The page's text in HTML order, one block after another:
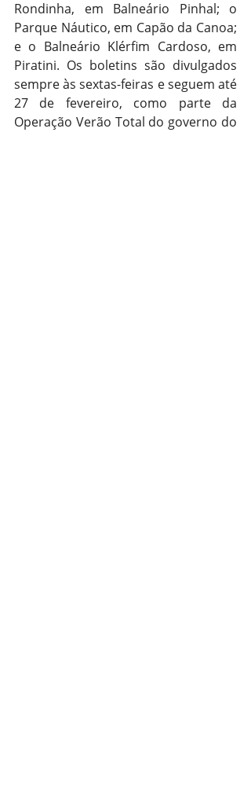
Rondinha, em Balneário Pinhal; o
Parque Náutico, em Capão da Canoa;
e o Balneário Klérfim Cardoso, em
Piratini. Os boletins são divulgados
sempre às sextas-feiras e seguem até
27 de fevereiro, como parte da
Operação Verão Total do governo do